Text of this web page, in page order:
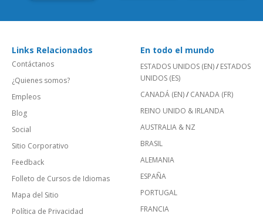
Links Relacionados
Contáctanos
¿Quienes somos?
Empleos
Blog
Social
Sitio Corporativo
Feedback
Folleto de Cursos de Idiomas
Mapa del Sitio
Política de Privacidad
En todo el mundo
ESTADOS UNIDOS (EN)/ ESTADOS
UNIDOS (ES)
CANADÁ (EN)/ CANADA (FR)
REINO UNIDO & IRLANDA
AUSTRALIA & NZ
BRASIL
ALEMANIA
ESPAÑA
PORTUGAL
FRANCIA